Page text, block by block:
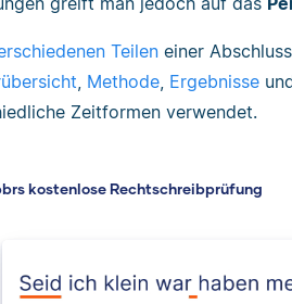
Teilen einer
Methode Ergebnisse
Zeitformen verwendet.
kostenlose Rechtschreibprüfung